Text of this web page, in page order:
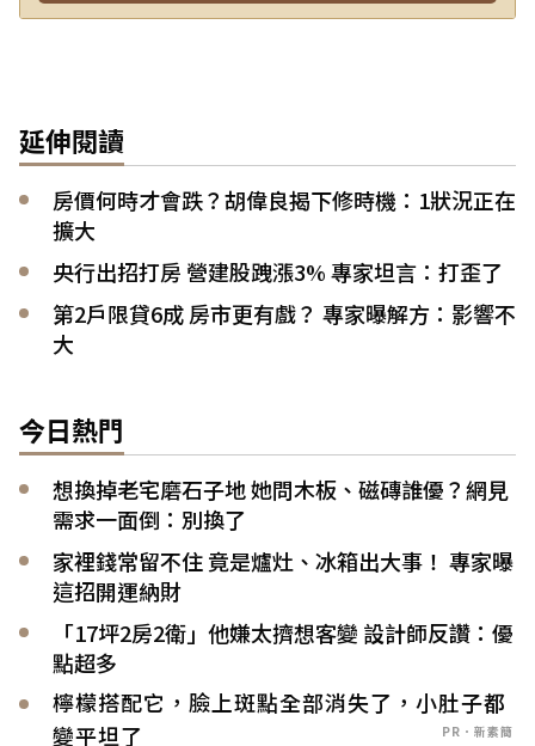
延伸閱讀
房價何時才會跌？胡偉良揭下修時機：1狀況正在
擴大
央行出招打房 營建股跩漲3% 專家坦言：打歪了
第2戶限貸6成 房市更有戲？ 專家曝解方：影響不
大
今日熱門
想換掉老宅磨石子地 她問木板、磁磚誰優？網見
需求一面倒：別換了
家裡錢常留不住 竟是爐灶、冰箱出大事！ 專家曝
這招開運納財
「17坪2房2衛」他嫌太擠想客變 設計師反讚：優
點超多
檸檬搭配它，臉上斑點全部消失了，小肚子都
變平坦了
PR．新素簡